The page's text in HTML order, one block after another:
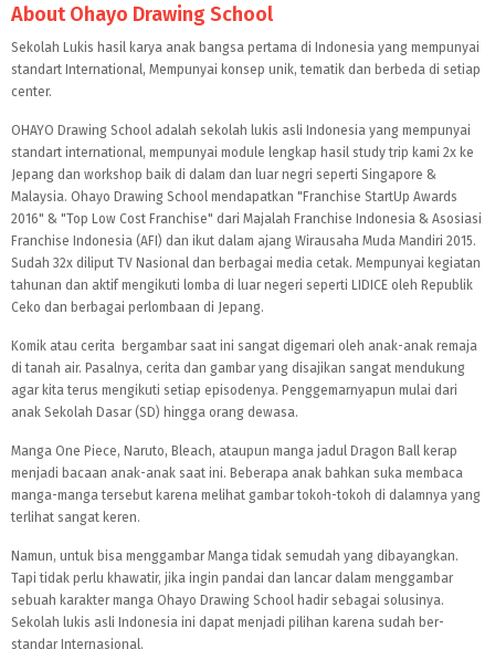
About Ohayo Drawing School
Sekolah Lukis hasil karya anak bangsa pertama di Indonesia yang mempunyai
standart International, Mempunyai konsep unik, tematik dan berbeda di setiap
center.
OHAYO Drawing School adalah sekolah lukis asli Indonesia yang mempunyai
standart international, mempunyai module lengkap hasil study trip kami 2x ke
Jepang dan workshop baik di dalam dan luar negri seperti Singapore &
Malaysia. Ohayo Drawing School mendapatkan "Franchise StartUp Awards
2016" & "Top Low Cost Franchise" dari Majalah Franchise Indonesia & Asosiasi
Franchise Indonesia (AFI) dan ikut dalam ajang Wirausaha Muda Mandiri 2015.
Sudah 32x diliput TV Nasional dan berbagai media cetak. Mempunyai kegiatan
tahunan dan aktif mengikuti lomba di luar negeri seperti LIDICE oleh Republik
Ceko dan berbagai perlombaan di Jepang.
Komik atau cerita bergambar saat ini sangat digemari oleh anak-anak remaja
di tanah air. Pasalnya, cerita dan gambar yang disajikan sangat mendukung
agar kita terus mengikuti setiap episodenya. Penggemarnyapun mulai dari
anak Sekolah Dasar (SD) hingga orang dewasa.
Manga One Piece, Naruto, Bleach, ataupun manga jadul Dragon Ball kerap
menjadi bacaan anak-anak saat ini. Beberapa anak bahkan suka membaca
manga-manga tersebut karena melihat gambar tokoh-tokoh di dalamnya yang
terlihat sangat keren.
Namun, untuk bisa menggambar Manga tidak semudah yang dibayangkan.
Tapi tidak perlu khawatir, jika ingin pandai dan lancar dalam menggambar
sebuah karakter manga Ohayo Drawing School hadir sebagai solusinya.
Sekolah lukis asli Indonesia ini dapat menjadi pilihan karena sudah ber-
standar Internasional.